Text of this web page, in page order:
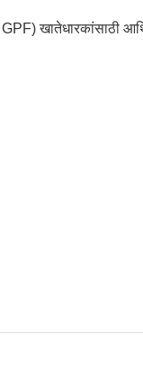
खातेधारकांसाठी